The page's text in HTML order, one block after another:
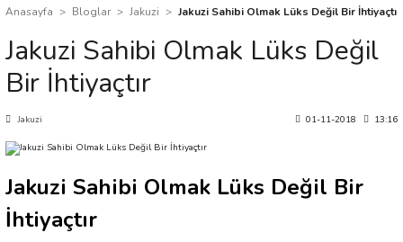
Anasayfa Bloglar Jakuzi Jakuzi Sahibi Olmak Lüks Değil Bir İhtiyaçtır
Jakuzi Sahibi Olmak Lüks Değil
Bir İhtiyaçtır
Jakuzi 01-11-2018 13:16
Jakuzi Sahibi Olmak Lüks Değil Bir
İhtiyaçtır